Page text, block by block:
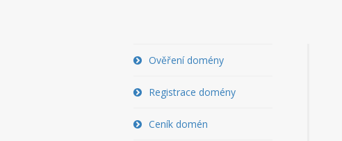
Ověření domény
Registrace domény
Ceník domén